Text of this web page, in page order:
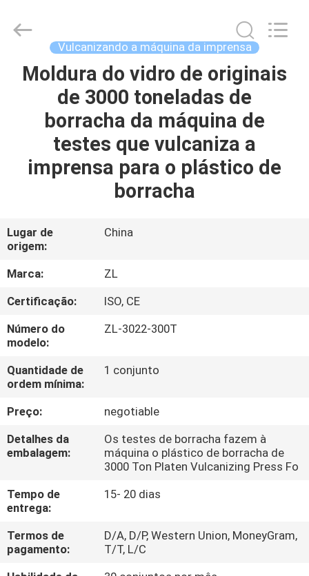
CASA
PRODUTOS
VÍDEOS
NÓS
EXCURSÃO
DA
FÁBRICA
CONTROLE
DA
QUALIDADE
CONTACTE-
NOTÍCIA
Instrument
Technology
Reserved.
Vulcanizando a máquina da imprensa
Moldura do vidro de originais
de 3000 toneladas de
borracha da máquina de
testes que vulcaniza a
imprensa para o plástico de
borracha
Lugar de
origem:
China
Marca:
ZL
Certificação:
ISO, CE
Número do
modelo:
ZL-3022-300T
Quantidade de
ordem mínima:
1 conjunto
Preço:
negotiable
Detalhes da
embalagem:
Os testes de borracha fazem à
máquina o plástico de borracha de
3000 Ton Platen Vulcanizing Press Fo
Tempo de
entrega:
15- 20 dias
Termos de
pagamento:
D/A, D/P, Western Union, MoneyGram,
T/T, L/C